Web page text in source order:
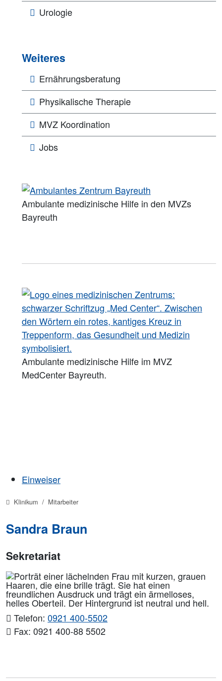
Urologie
Weiteres
Ernährungsberatung
Physikalische Therapie
MVZ Koordination
Jobs
Ambulante medizinische Hilfe in den MVZs
Bayreuth
Ambulante medizinische Hilfe im MVZ
MedCenter Bayreuth.
Einweiser
Klinikum Mitarbeiter
Sandra Braun
Sekretariat
Telefon: 0921 400-5502
Fax: 0921 400-88 5502